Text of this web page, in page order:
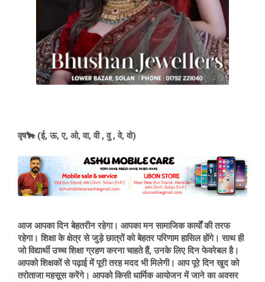
वृष🐂 (ई, ऊ, ए, ओ, वा, वी , वु , वे, वो)
आज आपका दिन बेहतरीन रहेगा। आपका मन सामाजिक कार्यों की तरफ
रहेगा। शिक्षा के क्षेत्र से जुड़े छात्रों को बेहतर परिणाम हासिल होंगे। साथ ही
जो विद्यार्थी उच्च शिक्षा ग्रहण करना चाहते हैं, उनके लिए दिन फेवरेबल है।
आपको शिक्षकों से पढ़ाई में पूरी तरह मदद भी मिलेगी। आप पूरे दिन खुद को
तरोताजा महसूस करेंगे। आपको किसी धार्मिक आयोजन में जाने का अवसर